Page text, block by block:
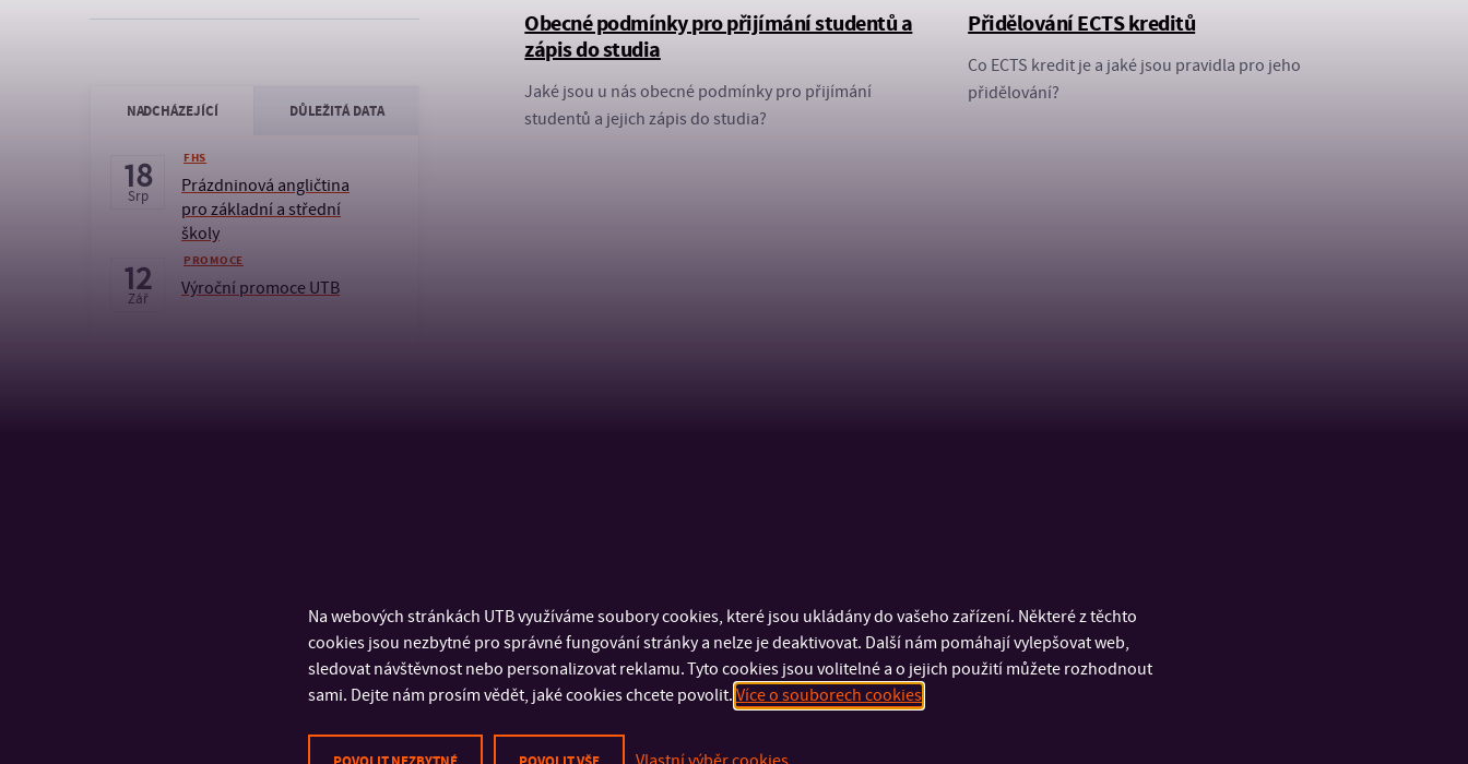
NADCHÁZEJÍCÍ DŮLEŽITÁ DATA
18
Srp
FHS
Prázdninová angličtina
pro základní a střední
školy
12
Zář
PROMOCE
Výroční promoce UTB
Obecné podmínky pro přijímání studentů a
zápis do studia
Jaké jsou u nás obecné podmínky pro přijímání
studentů a jejich zápis do studia?
Přidělování ECTS kreditů
Co ECTS kredit je a jaké jsou pravidla pro jeho
přidělování?
Na webových stránkách UTB využíváme soubory cookies, které jsou ukládány do vašeho zařízení. Některé z těchto
cookies jsou nezbytné pro správné fungování stránky a nelze je deaktivovat. Další nám pomáhají vylepšovat web,
sledovat návštěvnost nebo personalizovat reklamu. Tyto cookies jsou volitelné a o jejich použití můžete rozhodnout
sami. Dejte nám prosím vědět, jaké cookies chcete povolit. Více o souborech cookies